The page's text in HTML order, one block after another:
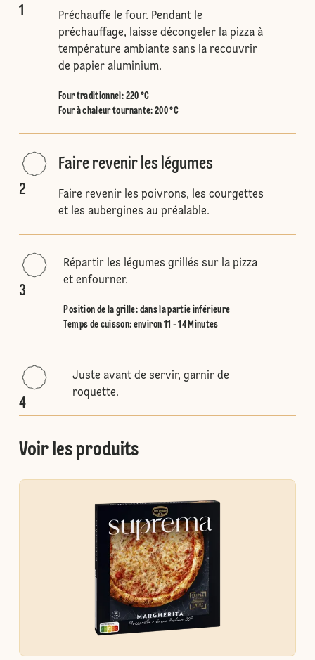
1
Préchauffe le four. Pendant le
préchauffage, laisse décongeler la pizza à
température ambiante sans la recouvrir
de papier aluminium.
Four traditionnel : 220 °C
Four à chaleur tournante: 200 °C
2
Faire revenir les légumes
Faire revenir les poivrons, les courgettes
et les aubergines au préalable.
3
Répartir les légumes grillés sur la pizza
et enfourner.
Position de la grille: dans la partie inférieure
Temps de cuisson: environ 11 - 14 Minutes
4
Juste avant de servir, garnir de
roquette.
Voir les produits